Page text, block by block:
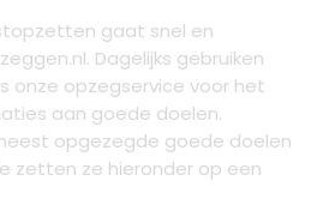
gaat snel en
Dagelijks gebruiken
onze opzegservice voor het
aan goede doelen.
opgezegde goede doelen
zetten ze hieronder op een